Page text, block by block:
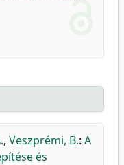
, Veszprémi, B.: A
és